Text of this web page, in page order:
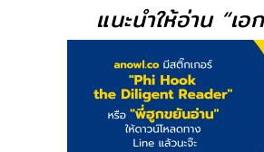
แนะนำให้อ่าน “เอ